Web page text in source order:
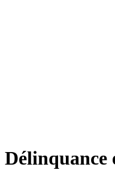
Délinquance